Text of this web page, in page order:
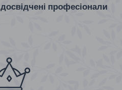
досвідчені професіонали